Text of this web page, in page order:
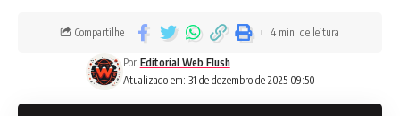
Atualizado em: 31 de dezembro de 2025 09:50
Por Editorial Web Flush
Compartilhe 4 min. de leitura